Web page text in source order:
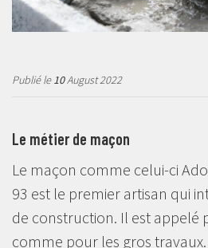
Publié le10August 2022
Le métier de maçon
Le maçon comme celui-ci
93 est le premier artisan qui
de construction. Il est appelé
comme pour les gros